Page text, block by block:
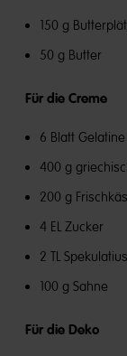
150 g
50 g Butter
Für die Creme
6 Blatt Gelatine
400 g
200 g
4 EL Zucker
2 TL
100 g Sahne
Für die Deko